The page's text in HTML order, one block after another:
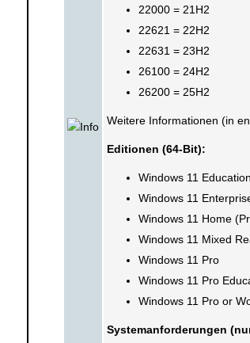
22000 = 21H2
22621 = 22H2
22631 = 23H2
26100 = 24H2
26200 = 25H2
Weitere Informationen (in
Editionen (64-Bit):
Windows 11
Windows 11
Windows 11 Home
Windows 11 Mixed
Windows 11 Pro
Windows 11 Pro
Windows 11 Pro or
Systemanforderungen